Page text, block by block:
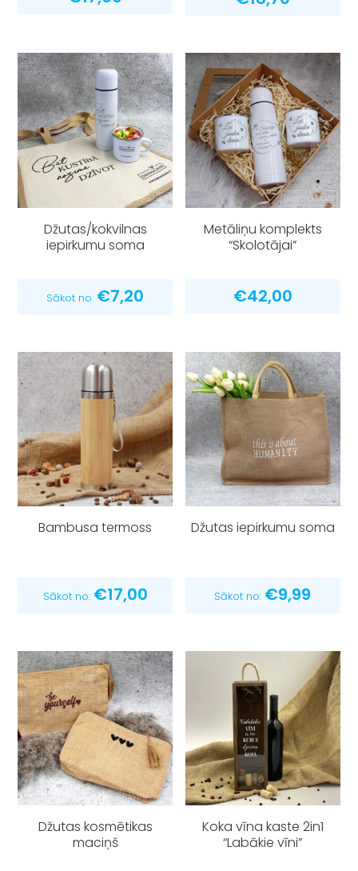
Džutas/kokvilnas
iepirkumu soma
Sākot no: €7,20
Metāliņu komplekts
“Skolotājai”
€42,00
Bambusa termoss
Sākot no: €17,00
Džutas iepirkumu soma
Sākot no: €9,99
Džutas kosmētikas
maciņš
Koka vīna kaste 2in1
“Labākie vīni”